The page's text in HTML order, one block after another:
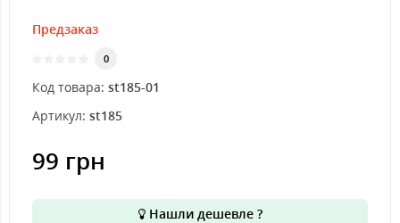
Предзаказ
0
Код товара: st185-01
Артикул: st185
99 грн
Нашли дешевле ?